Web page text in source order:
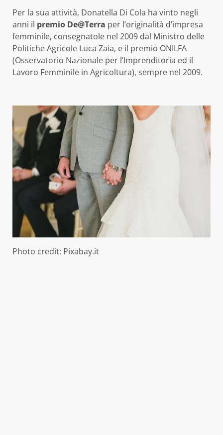
Per la sua attività, Donatella Di Cola ha vinto negli
anni il premio De@Terra per l’originalità d’impresa
femminile, consegnatole nel 2009 dal Ministro delle
Politiche Agricole Luca Zaia, e il premio ONILFA
(Osservatorio Nazionale per l’Imprenditoria ed il
Lavoro Femminile in Agricoltura), sempre nel 2009.
Photo credit: Pixabay.it